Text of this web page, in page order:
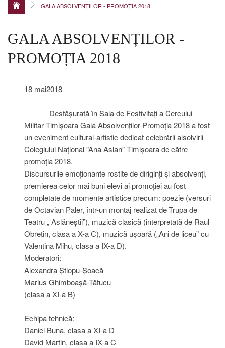
GALA ABSOLVENȚILOR - PROMOȚIA 2018
GALA ABSOLVENȚILOR -
PROMOȚIA 2018
18 mai2018
Desfășurată în Sala de Festivitați a Cercului
Militar Timișoara Gala Absolvenților-Promoția 2018 a fost
un eveniment cultural-artistic dedicat celebrării alsolvirii
Colegiului Național ”Ana Aslan” Timișoara de către
promoția 2018.
Discursurile emoționante rostite de diriginți și absolvenți,
premierea celor mai buni elevi ai promoției au fost
completate de momente artistice precum: poezie (versuri
de Octavian Paler, într-un montaj realizat de Trupa de
Teatru „ Aslăneștii”), muzică clasică (interpretată de Raul
Obretin, clasa a X-a C), muzică ușoară („Ani de liceu” cu
Valentina Mihu, clasa a IX-a D).
Moderatori:
Alexandra Știopu-Șoacă
Marius Ghimboașă-Tătucu
(clasa a XI-a B)
Echipa tehnică:
Daniel Buna, clasa a XI-a D
David Martin, clasa a IX-a C